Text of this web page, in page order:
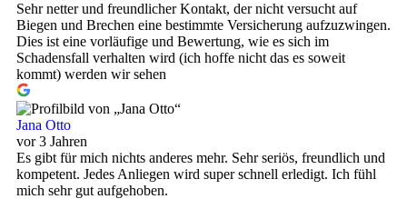
Sehr netter und freundlicher Kontakt, der nicht versucht auf
Biegen und Brechen eine bestimmte Versicherung aufzuzwingen.
Dies ist eine vorläufige und Bewertung, wie es sich im
Schadensfall verhalten wird (ich hoffe nicht das es soweit
kommt) werden wir sehen
Jana Otto
vor 3 Jahren
Es gibt für mich nichts anderes mehr. Sehr seriös, freundlich und
kompetent. Jedes Anliegen wird super schnell erledigt. Ich fühl
mich sehr gut aufgehoben.